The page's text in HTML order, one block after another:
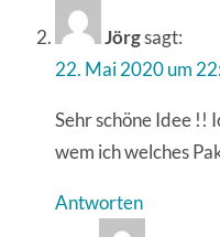
Jörgsagt:
22. Mai 2020 um
Sehr schöne Idee !!
wem ich welches
Antworten